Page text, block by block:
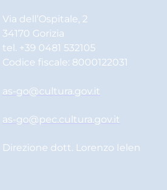
Via dell’Ospitale, 2
34170 Gorizia
tel. +39 0481 532105
Codice fiscale: 8000122031
as-go@cultura.gov.it
as-go@pec.cultura.gov.it
Direzione dott. Lorenzo Ielen